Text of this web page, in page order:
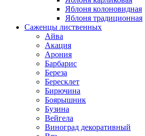
Яблоня колоновидная
Яблоня традиционная
Саженцы лиственных
Айва
Акация
Арония
Барбарис
Береза
Бересклет
Бирючина
Боярышник
Бузина
Вейгела
Виноград декоративный